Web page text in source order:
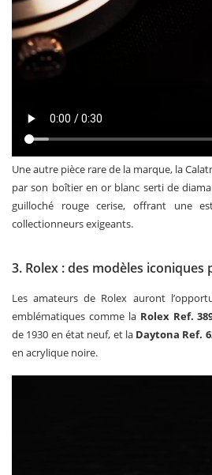
Une autre pièce rare de la marque, la
par son boîtier en or blanc serti de
guilloché rouge cerise, offrant une
collectionneurs exigeants.
3. Rolex : des modèles iconiques
Les amateurs de Rolex auront
emblématiques comme la Rolex Ref.
de 1930 en état neuf, et la Daytona Ref.
en acrylique noire.